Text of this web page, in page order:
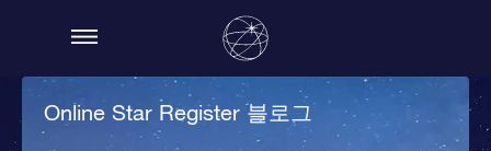
Online Star Register 블로그